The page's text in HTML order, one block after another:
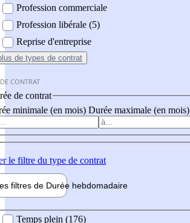
Profession commerciale
Profession libérale (5)
Reprise d'entreprise
de types de contrat
CONTRAT
de contrat
minimale (en mois) Durée maximale (en mois)
le filtre du type de contrat
filtres de Durée hebdomadaire
Temps plein (176)